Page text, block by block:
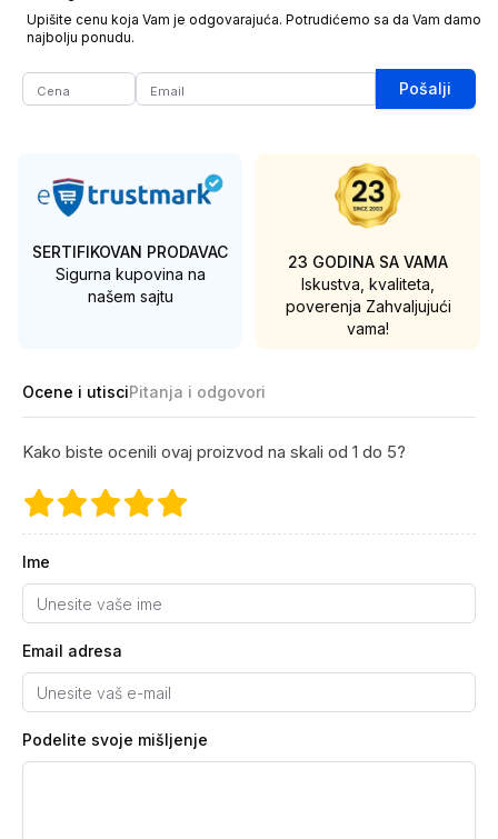
Upišite cenu koja Vam je odgovarajuća. Potrudićemo sa da Vam damo
najbolju ponudu.
Pošalji
SERTIFIKOVAN PRODAVAC
Sigurna kupovina na
našem sajtu
23 GODINA SA VAMA
Iskustva, kvaliteta,
poverenja Zahvaljujući
vama!
Ocene i utisciPitanja i odgovori
Kako biste ocenili ovaj proizvod na skali od 1 do 5?
Ime
Email adresa
Podelite svoje mišljenje